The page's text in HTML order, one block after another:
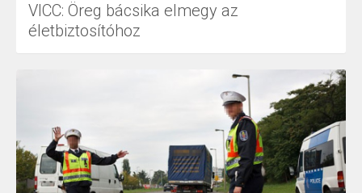
VICC: Öreg bácsika elmegy az
életbiztosítóhoz